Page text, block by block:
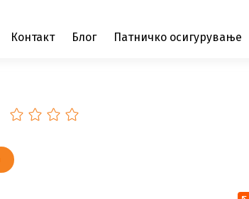
Контакт Блог Патничко осигурување